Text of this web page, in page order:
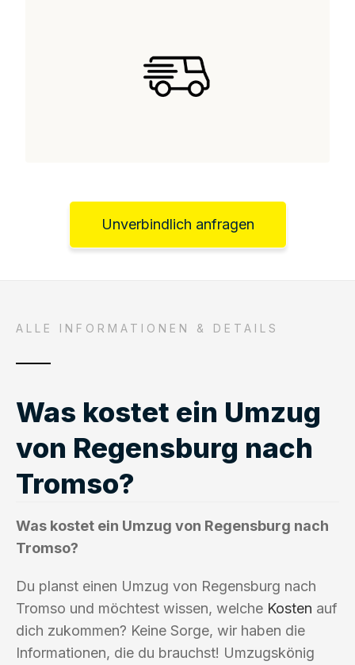
Unverbindlich anfragen
ALLE INFORMATIONEN & DETAILS
Was kostet ein Umzug
von Regensburg nach
Tromso?
Was kostet ein Umzug von Regensburg nach
Tromso?
Du planst einen Umzug von Regensburg nach
Tromso und möchtest wissen, welche Kosten auf
dich zukommen? Keine Sorge, wir haben die
Informationen, die du brauchst! Umzugskönig